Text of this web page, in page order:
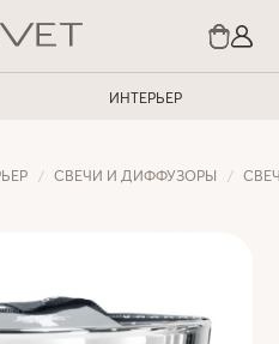
ИНТЕРЬЕР
СВЕЧИ И ДИФФУЗОРЫ